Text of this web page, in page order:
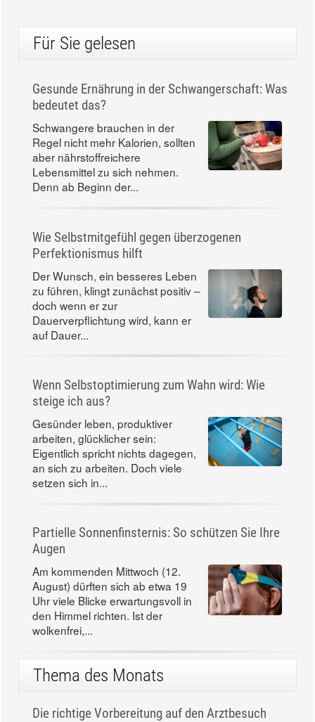
Für Sie gelesen
Gesunde Ernährung in der Schwangerschaft: Was
bedeutet das?
Schwangere brauchen in der
Regel nicht mehr Kalorien, sollten
aber nährstoffreichere
Lebensmittel zu sich nehmen.
Denn ab Beginn der...
Wie Selbstmitgefühl gegen überzogenen
Perfektionismus hilft
Der Wunsch, ein besseres Leben
zu führen, klingt zunächst positiv –
doch wenn er zur
Dauerverpflichtung wird, kann er
auf Dauer...
Wenn Selbstoptimierung zum Wahn wird: Wie
steige ich aus?
Gesünder leben, produktiver
arbeiten, glücklicher sein:
Eigentlich spricht nichts dagegen,
an sich zu arbeiten. Doch viele
setzen sich in...
Partielle Sonnenfinsternis: So schützen Sie Ihre
Augen
Am kommenden Mittwoch (12.
August) dürften sich ab etwa 19
Uhr viele Blicke erwartungsvoll in
den Himmel richten. Ist der
wolkenfrei,...
Thema des Monats
Die richtige Vorbereitung auf den Arztbesuch